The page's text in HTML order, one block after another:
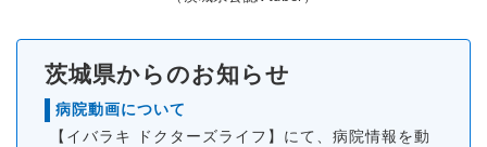
茨城県からのお知らせ
病院動画について
【イバラキ ドクターズライフ】にて、病院情報を動